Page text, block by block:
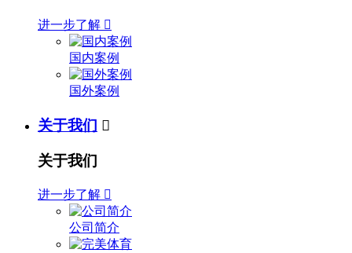
进一步了解 
国内案例
国外案例
关于我们 
关于我们
进一步了解 
公司简介